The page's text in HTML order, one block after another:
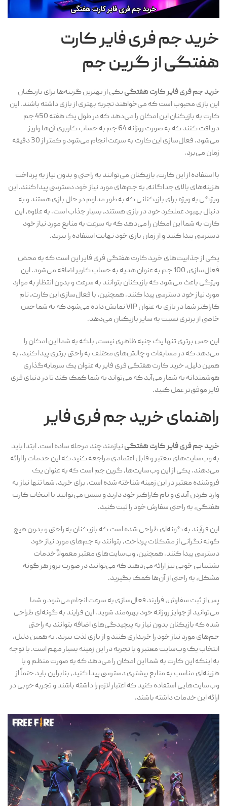
خرید جم فری فایر کارت
هفتگی از گرین جم
خرید جم فری فایر کارت هفتگییکی از بهترین گزینه‌ها برای بازیکنان
این بازی محبوب است که می‌خواهند تجربه بهتری از بازی داشته باشند. این
کارت به بازیکنان این امکان را می‌دهد که در طول یک هفته 450 جم
دریافت کنند که به صورت روزانه 64 جم به حساب کاربری آن‌ها واریز
می‌شود. فعال‌سازی این کارت به سرعت انجام می‌شود و کمتر از 30 دقیقه
زمان می‌برد.
با استفاده از این کارت، بازیکنان می‌توانند به راحتی و بدون نیاز به پرداخت
هزینه‌های بالای جداگانه، به جم‌های مورد نیاز خود دسترسی پیدا کنند. این
ویژگی به ویژه برای بازیکنانی که به طور مداوم در حال بازی هستند و به
دنبال بهبود عملکرد خود در بازی هستند، بسیار جذاب است. به علاوه، این
کارت به شما این امکان را می‌دهد که به سرعت به منابع مورد نیاز خود
دسترسی پیدا کنید و از زمان بازی خود نهایت استفاده را ببرید.
یکی از جذابیت‌های خرید کارت هفتگی فری فایر این است که به محض
فعال‌سازی، 100 جم به عنوان هدیه به حساب کاربر اضافه می‌شود. این
ویژگی باعث می‌شود که بازیکنان بتوانند به سرعت و بدون انتظار به موارد
مورد نیاز خود دسترسی پیدا کنند. همچنین، با فعال‌سازی این کارت، نام
کاراکتر شما در بازی به عنوان VIP نمایش داده می‌شود که به شما حس
خاصی از برتری نسبت به سایر بازیکنان می‌دهد.
این حس برتری تنها یک جنبه ظاهری نیست، بلکه به شما این امکان را
می‌دهد که در مسابقات و چالش‌های مختلف به راحتی برتری پیدا کنید. به
همین دلیل، خرید کارت هفتگی فری فایر به عنوان یک سرمایه‌گذاری
هوشمندانه به شمار می‌آید که می‌تواند به شما کمک کند تا در دنیای فری
فایر موفق‌تر عمل کنید.
راهنمای خرید جم فری فایر
خرید جم فری فایر کارت هفتگینیازمند چند مرحله ساده است. ابتدا باید
به وب‌سایت‌های معتبر و قابل اعتمادی مراجعه کنید که این خدمات را ارائه
می‌دهند. یکی از این وب‌سایت‌ها، گرین جم است که به عنوان یک
فروشنده معتبر در این زمینه شناخته شده است. برای خرید، شما تنها نیاز به
وارد کردن آیدی و نام کاراکتر خود دارید و سپس می‌توانید با انتخاب کارت
هفتگی، به راحتی سفارش خود را ثبت کنید.
این فرآیند به گونه‌ای طراحی شده است که بازیکنان به راحتی و بدون هیچ
گونه نگرانی از مشکلات پرداخت، بتوانند به جم‌های مورد نیاز خود
دسترسی پیدا کنند. همچنین، وب‌سایت‌های معتبر معمولاً خدمات
پشتیبانی خوبی نیز ارائه می‌دهند که می‌توانید در صورت بروز هر گونه
مشکل، به راحتی از آن‌ها کمک بگیرید.
پس از ثبت سفارش، فرایند فعال‌سازی به سرعت انجام می‌شود و شما
می‌توانید از جوایز روزانه خود بهره‌مند شوید. این فرایند به گونه‌ای طراحی
شده که بازیکنان بدون نیاز به پیچیدگی‌های اضافه بتوانند به راحتی
جم‌های مورد نیاز خود را خریداری کنند و از بازی لذت ببرند. به همین دلیل،
انتخاب یک وب‌سایت معتبر و با تجربه در این زمینه بسیار مهم است. با توجه
به اینکه این کارت به شما این امکان را می‌دهد که به صورت منظم و با
هزینه‌ای مناسب به منابع بیشتری دسترسی پیدا کنید، بنابراین باید حتماً از
وب‌سایت‌هایی استفاده کنید که اعتبار لازم را داشته باشند و تجربه خوبی در
ارائه این خدمات داشته باشند.